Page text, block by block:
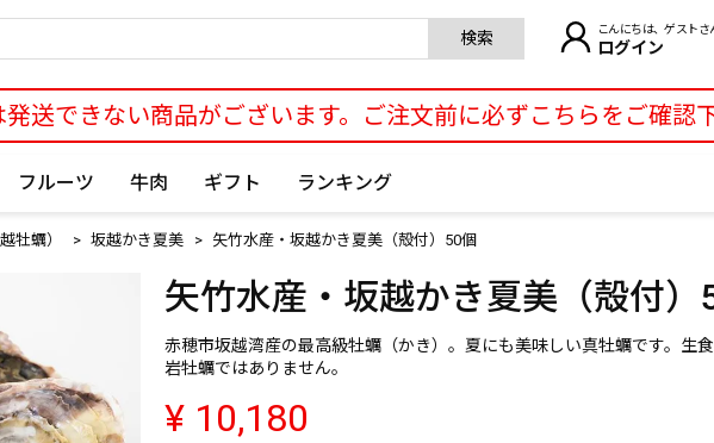
検索 こんにちは、ゲストさ
ログイン
送できない商品がございます。ご注文前に必ずこちらをご確認下
フルーツ 牛肉 ギフト ランキング
牡蠣） 坂越かき夏美 矢竹水産・坂越かき夏美（殻付）50個
矢竹水産・坂越かき夏美（殻付）
赤穂市坂越湾産の最高級牡蠣（かき）。夏にも美味しい真牡蠣です。生
岩牡蠣ではありません。
¥ 10,180